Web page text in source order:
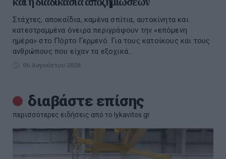
Στάχτες, αποκαΐδια, καμένα σπίτια, αυτοκίνητα και
κατεστραμμένα όνειρα περιγράφουν την «επόμενη
ημέρα» στο Πόρτο Γερμενό. Για τους κατοίκους και τους
ανθρώπους που είχαν τα εξοχικά...
06 Αυγούστου 2026
διαβάστε επίσης
περισσότερες ειδήσεις από το lykavitos.gr